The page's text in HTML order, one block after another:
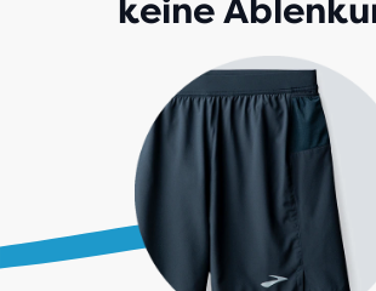
keine